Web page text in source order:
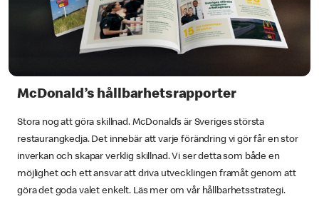
McDonald’s hållbarhetsrapporter
Stora nog att göra skillnad. McDonald’s är Sveriges största
restaurangkedja. Det innebär att varje förändring vi gör får en stor
inverkan och skapar verklig skillnad. Vi ser detta som både en
möjlighet och ett ansvar att driva utvecklingen framåt genom att
göra det goda valet enkelt. Läs mer om vår hållbarhetsstrategi.